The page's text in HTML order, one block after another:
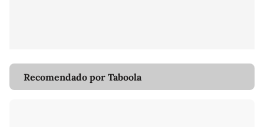
Recomendado por Taboola